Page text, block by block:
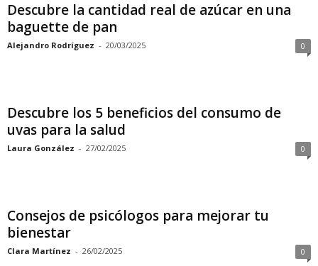
Descubre la cantidad real de azúcar en una
baguette de pan
Alejandro Rodríguez - 20/03/2025 0
Descubre los 5 beneficios del consumo de
uvas para la salud
Laura González - 27/02/2025 0
Consejos de psicólogos para mejorar tu
bienestar
Clara Martínez - 26/02/2025 0